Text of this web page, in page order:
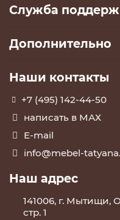
Служба
Дополнительно
Наши контакты
+7 (495) 142-44-50
написать в МАХ
E-mail
info@mebel-
Наш адрес
141006, г. Мытищи,
стр. 1